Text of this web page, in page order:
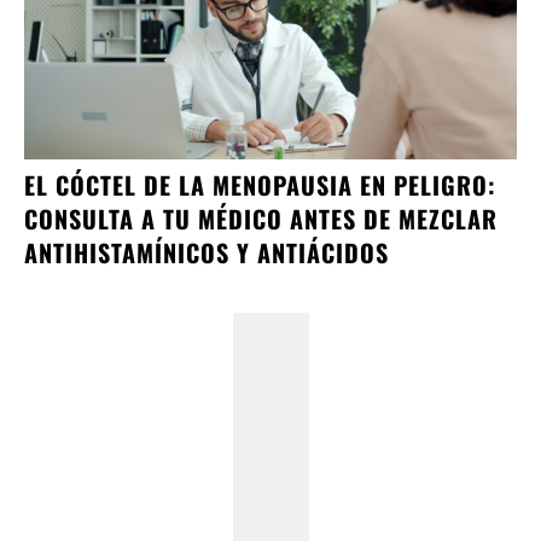
EL CÓCTEL DE LA MENOPAUSIA EN PELIGRO:
CONSULTA A TU MÉDICO ANTES DE MEZCLAR
ANTIHISTAMÍNICOS Y ANTIÁCIDOS